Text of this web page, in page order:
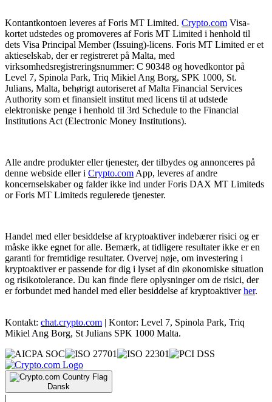
Kontantkontoen leveres af Foris MT Limited. Crypto.com Visa-
kortet udstedes og promoveres af Foris MT Limited i henhold til
dets Visa Principal Member (Issuing)-licens. Foris MT Limited er et
aktieselskab, der er registreret på Malta, med
virksomhedsregistreringsnummer: C 90348 og hovedkontor på
Level 7, Spinola Park, Triq Mikiel Ang Borg, SPK 1000, St.
Julians, Malta, behørigt autoriseret af Malta Financial Services
Authority som et finansielt institut med licens til at udstede
elektroniske penge i henhold til 3rd Schedule to the Financial
Institutions Act (Electronic Money Institutions).
Alle andre produkter eller tjenester, der tilbydes og annonceres på
denne webside eller i Crypto.com App, leveres af andre
koncernselskaber og falder ikke ind under Foris DAX MT Limiteds
or Foris MT Limiteds regulerede tjenester.
Handel med eller besiddelse af kryptoaktiver indebærer risici og er
måske ikke egnet for alle. Bemærk, at tidligere resultater ikke er en
garanti for fremtidige resultater. Overvej nøje, om investering i
kryptoaktiver er passende for dig i lyset af din økonomiske situation
og risikotolerance. Du kan finde flere oplysninger om de risici, der
er forbundet med handel med eller besiddelse af kryptoaktiverher.
Kontakt: chat.crypto.com | Kontor: Level 7, Spinola Park, Triq
Mikiel Ang Borg, St Julians SPK 1000 Malta.
Dansk
|